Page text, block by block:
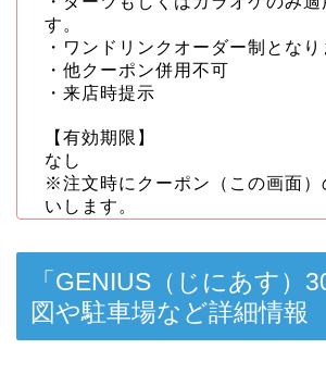
す。
・ワンドリンクオーダー制となり
・他クーポン併用不可
・来店時提示
【有効期限】
なし
※注文時にクーポン（この画面）
いします。
「GENIUS（じにあす）
図や駐車場など詳細情報